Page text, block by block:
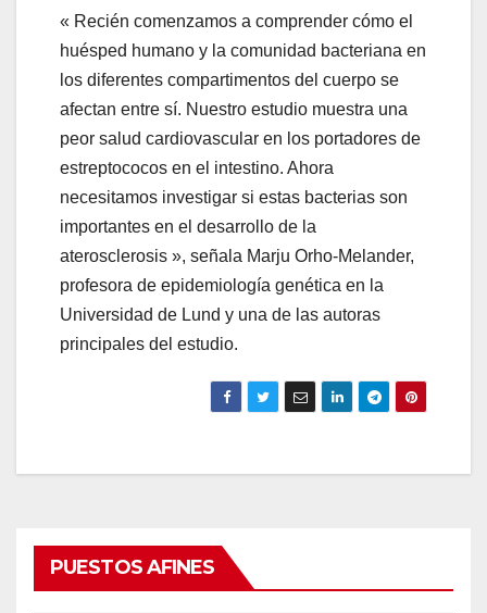
« Recién comenzamos a comprender cómo el
huésped humano y la comunidad bacteriana en
los diferentes compartimentos del cuerpo se
afectan entre sí. Nuestro estudio muestra una
peor salud cardiovascular en los portadores de
estreptococos en el intestino. Ahora
necesitamos investigar si estas bacterias son
importantes en el desarrollo de la
aterosclerosis », señala Marju Orho-Melander,
profesora de epidemiología genética en la
Universidad de Lund y una de las autoras
principales del estudio.
PUESTOS AFINES